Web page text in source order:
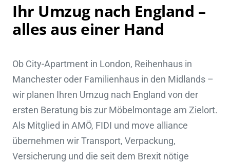
Ihr Umzug nach England –
alles aus einer Hand
Ob City-Apartment in London, Reihenhaus in
Manchester oder Familienhaus in den Midlands –
wir planen Ihren Umzug nach England von der
ersten Beratung bis zur Möbelmontage am Zielort.
Als Mitglied in AMÖ, FIDI und move alliance
übernehmen wir Transport, Verpackung,
Versicherung und die seit dem Brexit nötige